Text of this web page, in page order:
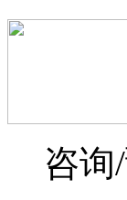
咨询